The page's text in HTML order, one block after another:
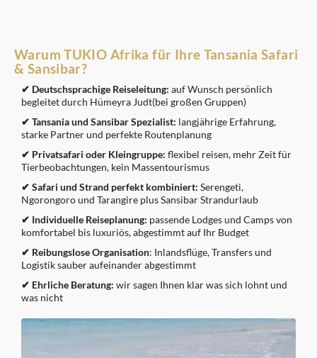
Warum TUKIO Afrika für Ihre Tansania Safari
& Sansibar?
✔ Deutschsprachige Reiseleitung: auf Wunsch persönlich
begleitet durch Hümeyra Judt(bei großen Gruppen)
✔ Tansania und Sansibar Spezialist: langjährige Erfahrung,
starke Partner und perfekte Routenplanung
✔ Privatsafari oder Kleingruppe: flexibel reisen, mehr Zeit für
Tierbeobachtungen, kein Massentourismus
✔ Safari und Strand perfekt kombiniert: Serengeti,
Ngorongoro und Tarangire plus Sansibar Strandurlaub
✔ Individuelle Reiseplanung: passende Lodges und Camps von
komfortabel bis luxuriös, abgestimmt auf Ihr Budget
✔ Reibungslose Organisation: Inlandsflüge, Transfers und
Logistik sauber aufeinander abgestimmt
✔ Ehrliche Beratung: wir sagen Ihnen klar was sich lohnt und
was nicht